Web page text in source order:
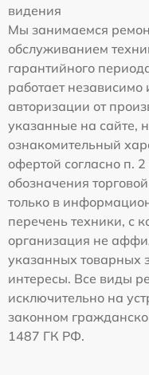
видения
Мы занимаемся
обслуживанием
гарантийного
работает
авторизации от
указанные на сайте,
ознакомительный
офертой согласно п.
обозначения
только в
перечень техники, с
организация не
указанных товарных
интересы. Все виды
исключительно на
законном
1487 ГК РФ.